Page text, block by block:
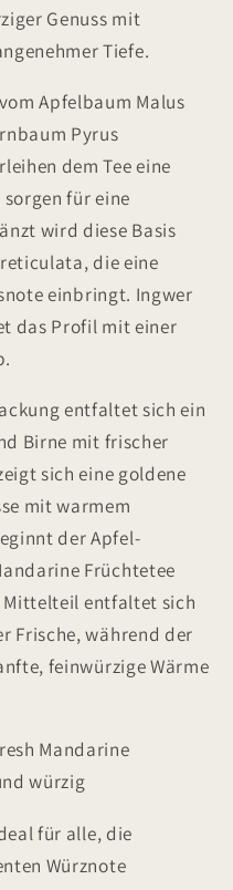
Genuss mit
Tiefe.
Apfelbaum Malus
Pyrus
dem Tee eine
für eine
wird diese Basis
die eine
einbringt. Ingwer
das Profil mit einer
entfaltet sich ein
Birne mit frischer
sich eine goldene
mit warmem
der Apfel-
Früchtetee
entfaltet sich
Frische, während der
feinwürzige Wärme
Mandarine
würzig
für alle, die
Würznote